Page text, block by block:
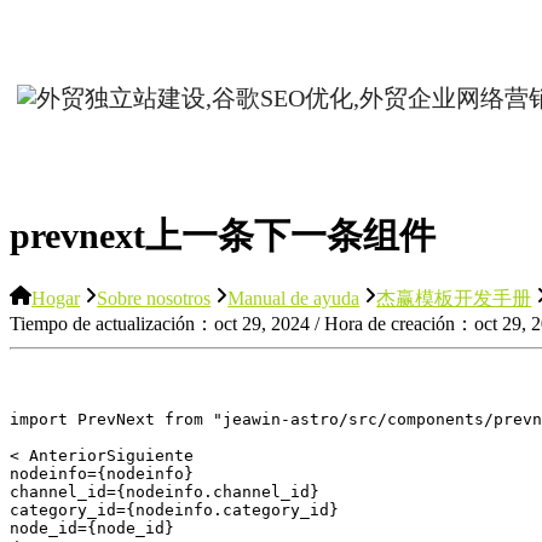
prevnext上一条下一条组件
Hogar Sobre nosotros Manual de ayuda 杰赢模板开发手册
Tiempo de actualización：oct 29, 2024 / Hora de creación：oct 29,
import PrevNext from "jeawin-astro/src/components/
< AnteriorSiguiente
nodeinfo={nodeinfo}
channel_id={nodeinfo.channel_id}
category_id={nodeinfo.category_id}
node_id={node_id}